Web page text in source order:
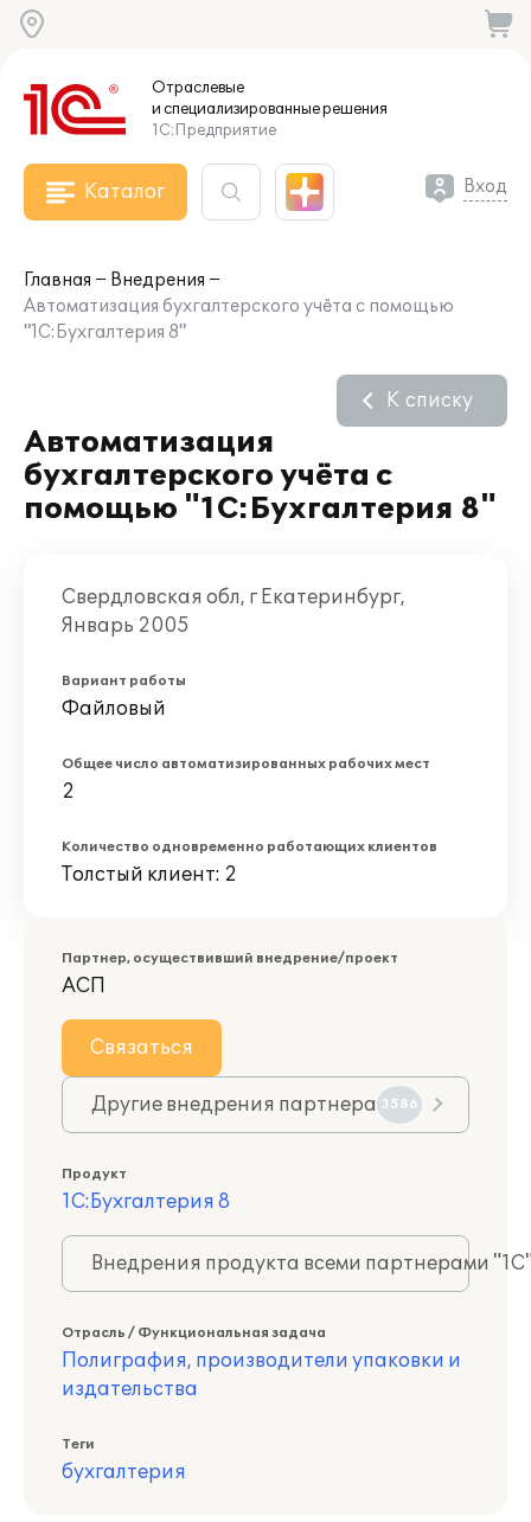
Отраслевые
и специализированныерешения
1С:Предприятие
Каталог Вход
Главная
Внедрения
Автоматизация бухгалтерского учёта с помощью
"1С:Бухгалтерия 8"
Автоматизация
бухгалтерского учёта с
помощью "1С:Бухгалтерия 8"
К списку
Свердловская обл, г Екатеринбург,
Январь 2005
Вариант работы
Файловый
Общее число автоматизированных рабочих мест
2
Количество одновременно работающих клиентов
Толстый клиент: 2
Партнер, осуществивший внедрение/проект
АСП
Связаться
Другие внедрения партнера 3586
Продукт
1С:Бухгалтерия 8
Внедрения продукта всеми партнерами
Отрасль / Функциональная задача
Полиграфия, производители упаковки и
издательства
Теги
бухгалтерия